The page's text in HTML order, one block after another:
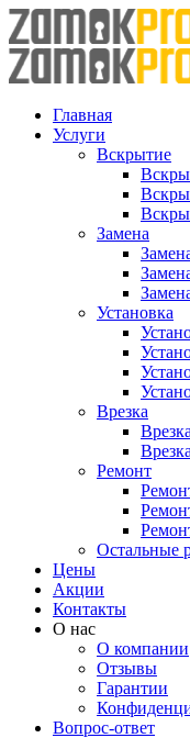
Skip
to
content
Главная
Услуги
Вскрытие
Замена
Установка
Врезка
Ремонт
Остальные
Цены
Акции
Контакты
О нас
О компании
Отзывы
Гарантии
Вопрос-ответ